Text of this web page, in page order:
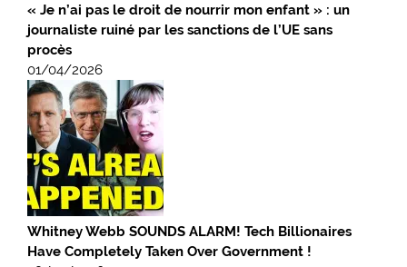
« Je n’ai pas le droit de nourrir mon enfant » : un
journaliste ruiné par les sanctions de l’UE sans
procès
01/04/2026
Whitney Webb SOUNDS ALARM! Tech Billionaires
Have Completely Taken Over Government !